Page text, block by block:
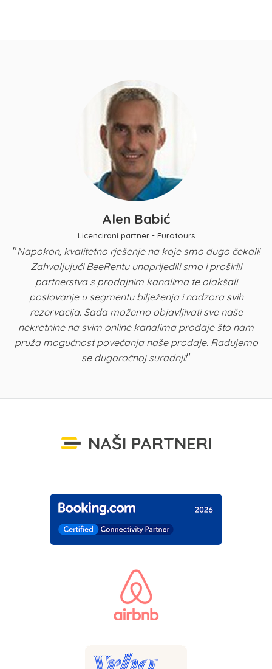
Alen Babić
Licencirani partner - Eurotours
"Napokon, kvalitetno rješenje na koje smo dugo čekali!
Zahvaljujući BeeRentu unaprijedili smo i proširili
partnerstva s prodajnim kanalima te olakšali
poslovanje u segmentu bilježenja i nadzora svih
rezervacija. Sada možemo objavljivati sve naše
nekretnine na svim online kanalima prodaje što nam
pruža mogućnost povećanja naše prodaje. Radujemo
se dugoročnoj suradnji!"
NAŠI PARTNERI